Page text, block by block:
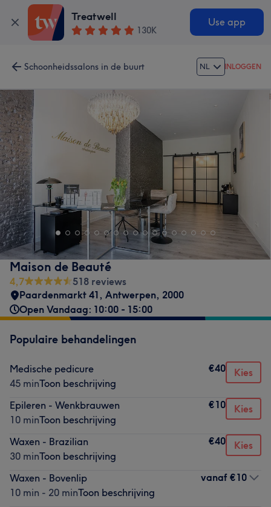
Treatwell
130K
Use app
Schoonheidssalons in de buurt NL INLOGGEN
Maison de Beauté
4,7
518 reviews
Paardenmarkt 41, Antwerpen, 2000
Open Vandaag: 10:00 - 15:00
Populaire behandelingen
Medische pedicure
45 minToon beschrijving
€40 Kies
Epileren - Wenkbrauwen
10 minToon beschrijving
€10 Kies
Waxen - Brazilian
30 minToon beschrijving
€40 Kies
Waxen - Bovenlip
10 min - 20 minToon beschrijving
vanaf €10